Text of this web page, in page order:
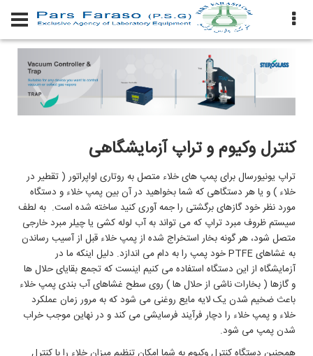
کنترل وکیوم و تراپ آزمایشگاهی
تراپ یونیورسال برای پمپ های خلاء متصل به روتاری اواپراتور ( تقطیر در
خلاء ) و یا هر دستگاهی که شما بخواهید در آن بین پمپ خلاء و دستگاه
مورد نظر خود گازهای برگشتی را جمه آوری کنید ساخته شده است. به لطف
سیستم ظروف مبرد تراپ که می تواند به آب لوله کشی یا چیلر مبرد خارجی
متصل شود، هر گونه بخار استخراج شده از پمپ خلاء قبل از آسیب رساندن
به غشاهای PTFE خود پمپ را به دام می اندازد. دلیل اینکه ما در
آزمایشگاه از این دستگاه استفاده می کنیم اینست که تجمع بقایای حلال ها
و گازها ( بخارات ناشی از حلال ها ) روی سطح غشاهای آب بندی پمپ خلاء
باعث ضخیم شدن یک لایه مایع روغنی می شود که به مرور زمان عملکرد
خلاء و پمپ خلاء را دچار فرآیند فرسایشی می کند و در نهاین موجب خراب
شدن پمپ می شود.